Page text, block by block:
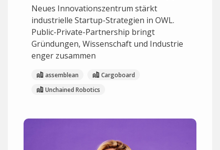
Neues Innovationszentrum stärkt
industrielle Startup-Strategien in OWL.
Public-Private-Partnership bringt
Gründungen, Wissenschaft und Industrie
enger zusammen
assemblean
Cargoboard
Unchained Robotics